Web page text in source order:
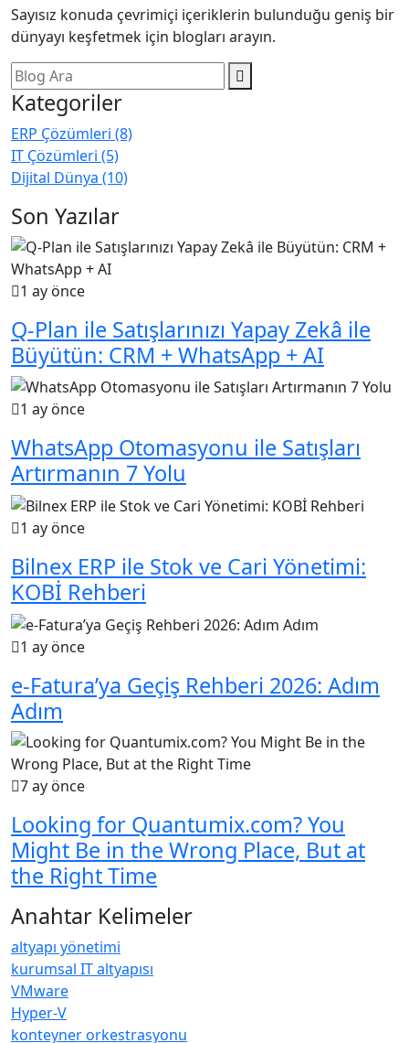
Sayısız konuda çevrimiçi içeriklerin bulunduğu geniş bir
dünyayı keşfetmek için blogları arayın.
Kategoriler
ERP Çözümleri (8)
IT Çözümleri (5)
Dijital Dünya (10)
Son Yazılar
1 ay önce
Q-Plan ile Satışlarınızı Yapay Zekâ ile
Büyütün: CRM + WhatsApp + AI
1 ay önce
WhatsApp Otomasyonu ile Satışları
Artırmanın 7 Yolu
1 ay önce
Bilnex ERP ile Stok ve Cari Yönetimi:
KOBİ Rehberi
1 ay önce
e-Fatura’ya Geçiş Rehberi 2026: Adım
Adım
7 ay önce
Looking for Quantumix.com? You
Might Be in the Wrong Place, But at
the Right Time
Anahtar Kelimeler
altyapı yönetimi
kurumsal IT altyapısı
VMware
Hyper-V
konteyner orkestrasyonu